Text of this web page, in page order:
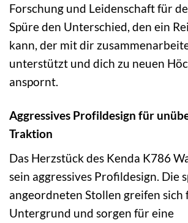
Forschung und Leidenschaft für
Spüre den Unterschied, den ein
kann, der mit dir
unterstützt und dich zu neuen
anspornt.
Aggressives Profildesign für
Traktion
Das Herzstück des Kenda K786
sein aggressives Profildesign. Die
angeordneten Stollen greifen sich
Untergrund und sorgen für eine